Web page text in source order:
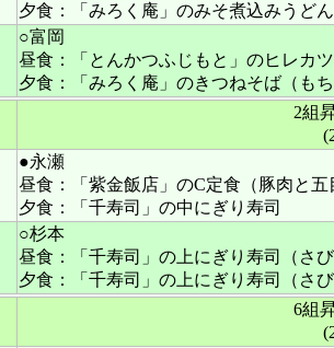
夕食：「みろく庵」のみそ煮込みうど
○富岡
昼食：「とんかつふじもと」のヒレカ
夕食：「みろく庵」のきつねそば（も
2組
●永瀬
昼食：「紫金飯店」のC定食（豚肉と
夕食：「千寿司」の中にぎり寿司
○杉本
昼食：「千寿司」の上にぎり寿司（さ
夕食：「千寿司」の上にぎり寿司（さ
6組